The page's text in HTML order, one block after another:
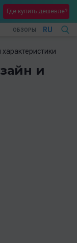
Где купить дешевле?
ОБЗОРЫ RU
и